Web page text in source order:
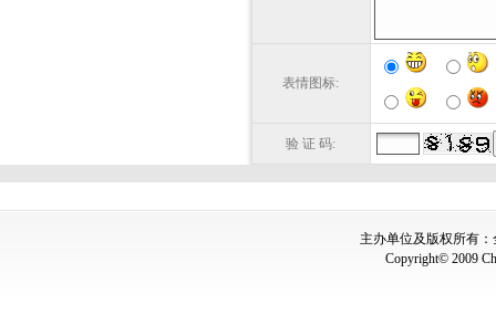
表情图标:
验 证 码:
主办单位及版权所有
Copyright© 2009